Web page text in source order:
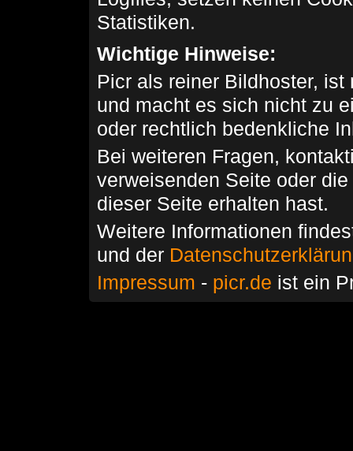
Statistiken.
Wichtige Hinweise:
Picr als reiner Bildhoster,
und macht es sich nicht zu
oder rechtlich bedenkliche
Bei weiteren Fragen,
verweisenden Seite oder
dieser Seite erhalten hast.
Weitere Informationen
und der
Impressum - picr.de ist ein